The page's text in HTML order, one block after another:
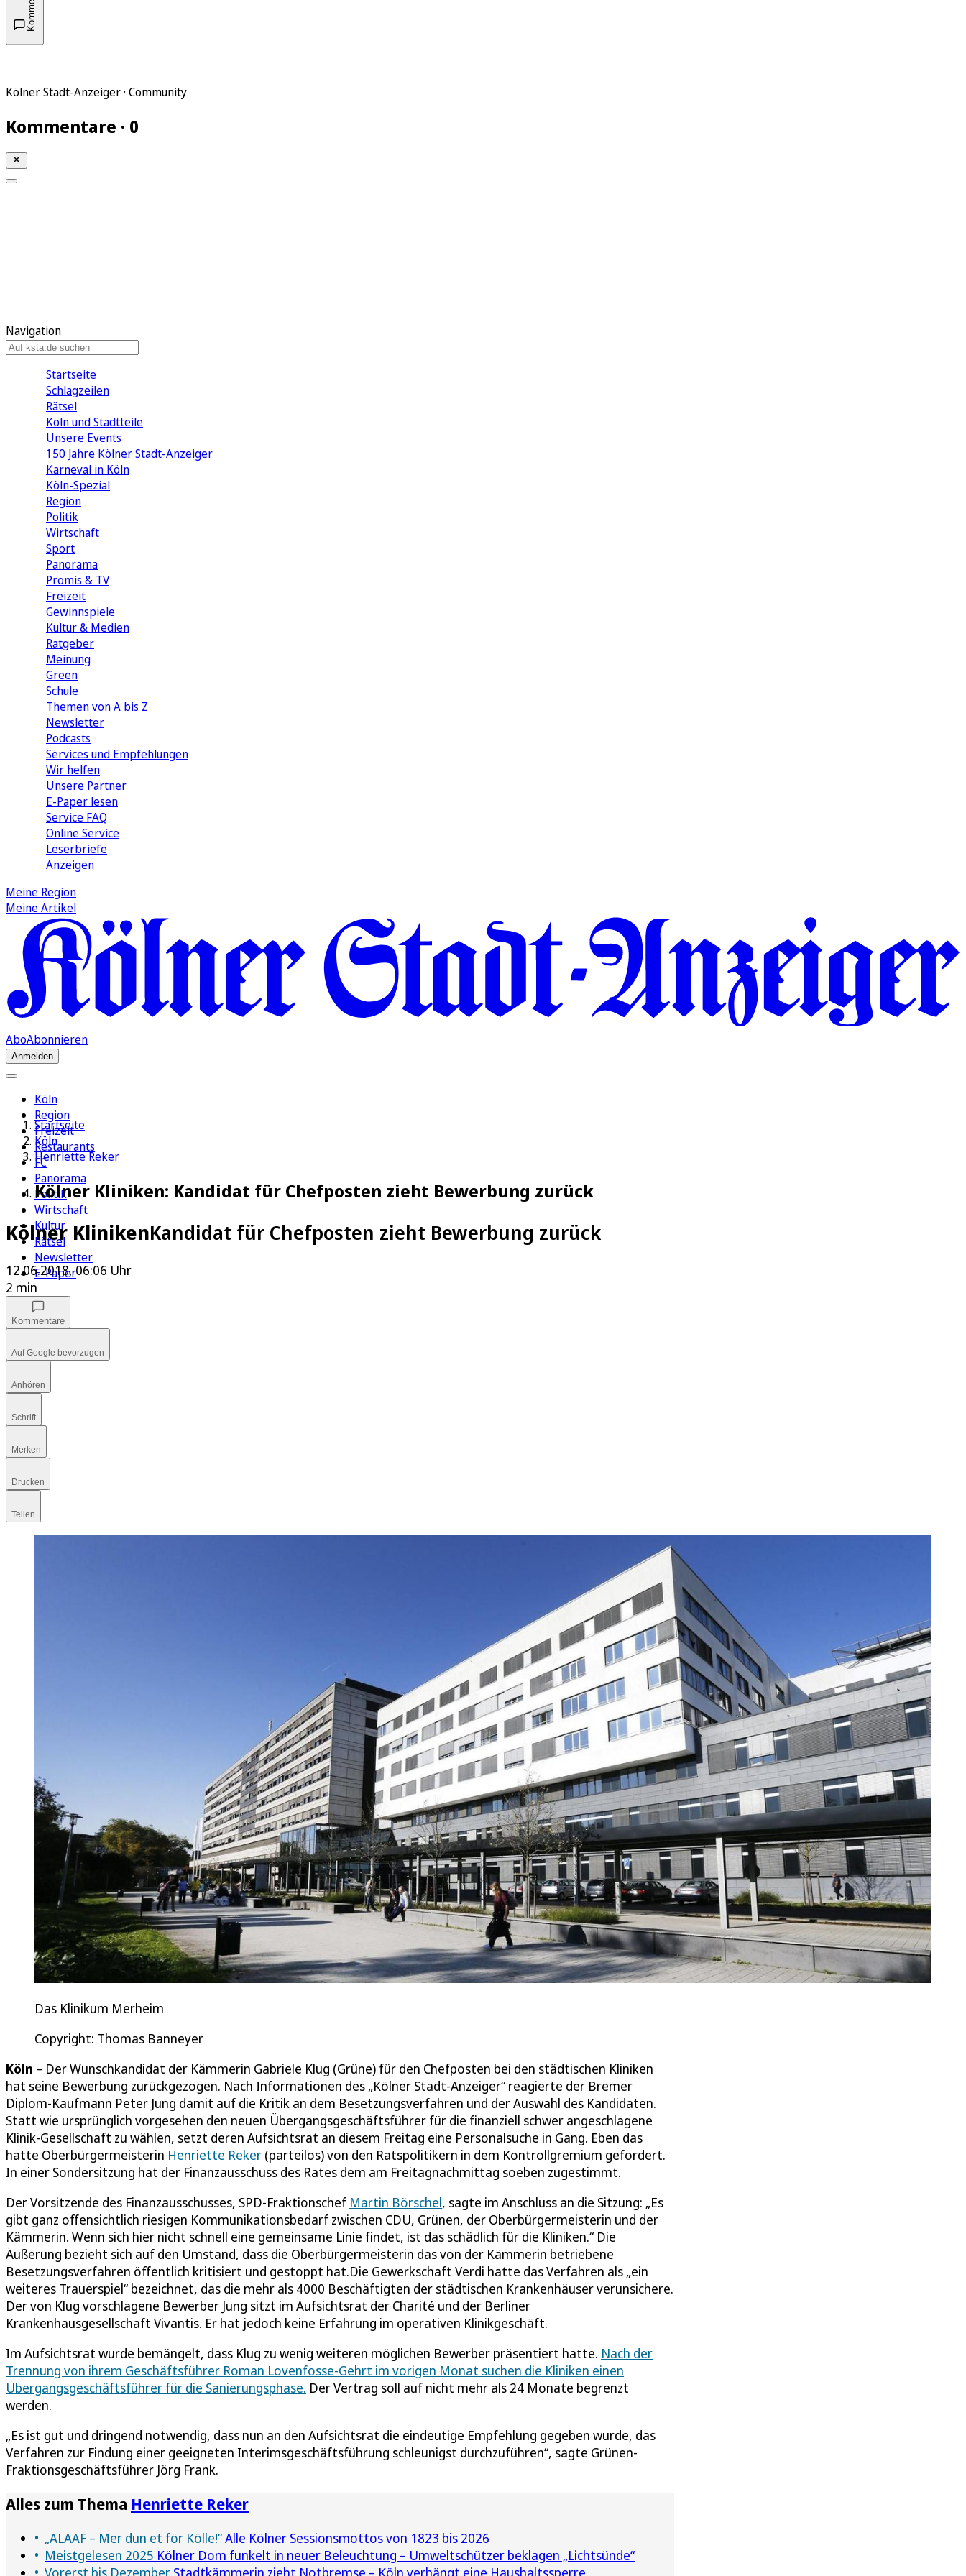
Kölner Stadt-Anzeiger · Community
Kommentare · 0
Navigation
Startseite
Schlagzeilen
Rätsel
Köln und Stadtteile
Unsere Events
150 Jahre Kölner Stadt-Anzeiger
Karneval in Köln
Köln-Spezial
Region
Politik
Wirtschaft
Sport
Panorama
Promis & TV
Freizeit
Gewinnspiele
Kultur & Medien
Ratgeber
Meinung
Green
Schule
Themen von A bis Z
Newsletter
Podcasts
Services und Empfehlungen
Wir helfen
Unsere Partner
E-Paper lesen
Service FAQ
Online Service
Leserbriefe
Anzeigen
Meine Region
Meine Artikel
AboAbonnieren
Anmelden
Köln
Region
Freizeit
Restaurants
FC
Panorama
Politik
Wirtschaft
Kultur
Rätsel
Newsletter
E-Paper
Startseite
Köln
Henriette Reker
Kölner Kliniken: Kandidat für Chefposten zieht Bewerbung zurück
Kölner KlinikenKandidat für Chefposten zieht Bewerbung zurück
12.06.2018, 06:06 Uhr
2 min
Kommentare
Auf Google bevorzugen
Anhören
Schrift
Merken
Drucken
Teilen
Das Klinikum Merheim
Copyright: Thomas Banneyer
Köln – Der Wunschkandidat der Kämmerin Gabriele Klug (Grüne) für den Chefposten bei den städtischen Kliniken
hat seine Bewerbung zurückgezogen. Nach Informationen des „Kölner Stadt-Anzeiger“ reagierte der Bremer
Diplom-Kaufmann Peter Jung damit auf die Kritik an dem Besetzungsverfahren und der Auswahl des Kandidaten.
Statt wie ursprünglich vorgesehen den neuen Übergangsgeschäftsführer für die finanziell schwer angeschlagene
Klinik-Gesellschaft zu wählen, setzt deren Aufsichtsrat an diesem Freitag eine Personalsuche in Gang. Eben das
hatte Oberbürgermeisterin Henriette Reker (parteilos) von den Ratspolitikern in dem Kontrollgremium gefordert.
In einer Sondersitzung hat der Finanzausschuss des Rates dem am Freitagnachmittag soeben zugestimmt.
Der Vorsitzende des Finanzausschusses, SPD-Fraktionschef Martin Börschel, sagte im Anschluss an die Sitzung: „Es
gibt ganz offensichtlich riesigen Kommunikationsbedarf zwischen CDU, Grünen, der Oberbürgermeisterin und der
Kämmerin. Wenn sich hier nicht schnell eine gemeinsame Linie findet, ist das schädlich für die Kliniken.“ Die
Äußerung bezieht sich auf den Umstand, dass die Oberbürgermeisterin das von der Kämmerin betriebene
Besetzungsverfahren öffentlich kritisiert und gestoppt hat.Die Gewerkschaft Verdi hatte das Verfahren als „ein
weiteres Trauerspiel“ bezeichnet, das die mehr als 4000 Beschäftigten der städtischen Krankenhäuser verunsichere.
Der von Klug vorschlagene Bewerber Jung sitzt im Aufsichtsrat der Charité und der Berliner
Krankenhausgesellschaft Vivantis. Er hat jedoch keine Erfahrung im operativen Klinikgeschäft.
Im Aufsichtsrat wurde bemängelt, dass Klug zu wenig weiteren möglichen Bewerber präsentiert hatte. Nach der
Trennung von ihrem Geschäftsführer Roman Lovenfosse-Gehrt im vorigen Monat suchen die Kliniken einen
Übergangsgeschäftsführer für die Sanierungsphase. Der Vertrag soll auf nicht mehr als 24 Monate begrenzt
werden.
„Es ist gut und dringend notwendig, dass nun an den Aufsichtsrat die eindeutige Empfehlung gegeben wurde, das
Verfahren zur Findung einer geeigneten Interimsgeschäftsführung schleunigst durchzuführen“, sagte Grünen-
Fraktionsgeschäftsführer Jörg Frank.
Alles zum Thema Henriette Reker
„ALAAF – Mer dun et för Kölle!“Alle Kölner Sessionsmottos von 1823 bis 2026
Meistgelesen 2025 Kölner Dom funkelt in neuer Beleuchtung – Umweltschützer beklagen „Lichtsünde“